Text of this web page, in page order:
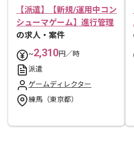
【派遣】【新規/運用中コン
シューマゲーム】進行管理
の求人・案件
~2,310円／時
派遣
ゲームディレクター
練馬（東京都）